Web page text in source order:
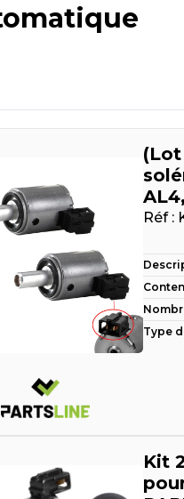
Réf :
Type
Kit